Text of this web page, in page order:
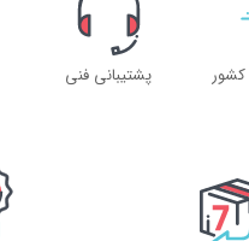
کشور پشتیبانی فنی